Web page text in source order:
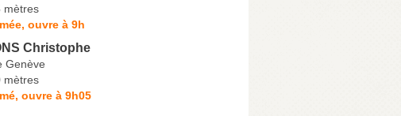
mètres
ouvre à 9h
Christophe
Genève
mètres
ouvre à 9h05